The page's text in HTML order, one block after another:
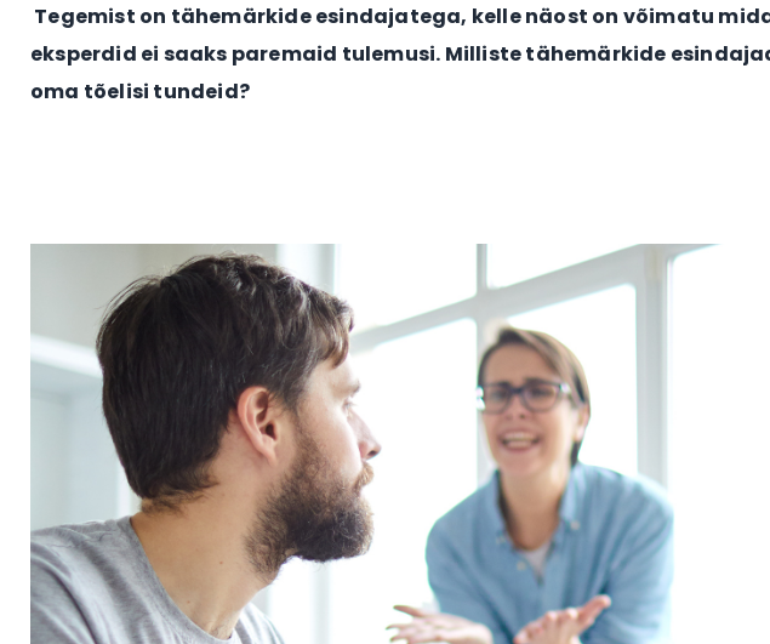
Tegemist on tähemärkide esindajatega, kelle näost on võimatu
eksperdid ei saaks paremaid tulemusi. Milliste tähemärkide
oma tõelisi tundeid?